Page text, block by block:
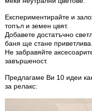
Експериментирайте и
топъл и земен цвят.
Добавете достатъчно
баня ще стане приветлива.
Не забравяйте
завършеност.
Предлагаме Ви 10 идеи
за релакс: